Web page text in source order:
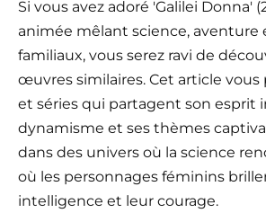
Si vous avez adoré 'Galilei Donna'
animée mêlant science, aventure
familiaux, vous serez ravi de
œuvres similaires. Cet article vous
et séries qui partagent son esprit
dynamisme et ses thèmes
dans des univers où la science
où les personnages féminins
intelligence et leur courage.